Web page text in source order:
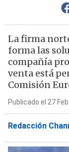
La firma
forma las
compañía
venta está
Comisión
Publicado el 27
Redacción